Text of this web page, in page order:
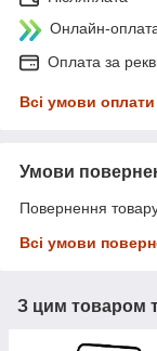
Онлайн-
Оплата за
Всі умови оплати
Умови
Повернення
Всі умови
З цим товаром